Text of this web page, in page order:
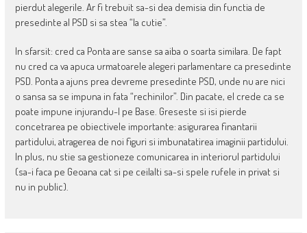
pierdut alegerile. Ar fi trebuit sa-si dea demisia din functia de
presedinte al PSD si sa stea “la cutie”.
In sfarsit: cred ca Ponta are sanse sa aiba o soarta similara. De fapt
nu cred ca va apuca urmatoarele alegeri parlamentare ca presedinte
PSD. Ponta a ajuns prea devreme presedinte PSD, unde nu are nici
o sansa sa se impuna in fata “rechinilor”. Din pacate, el crede ca se
poate impune injurandu-l pe Base. Greseste si isi pierde
concetrarea pe obiectivele importante: asigurarea finantarii
partidului, atragerea de noi figuri si imbunatatirea imaginii partidului.
In plus, nu stie sa gestioneze comunicarea in interiorul partidului
(sa-i faca pe Geoana cat si pe ceilalti sa-si spele rufele in privat si
nu in public).